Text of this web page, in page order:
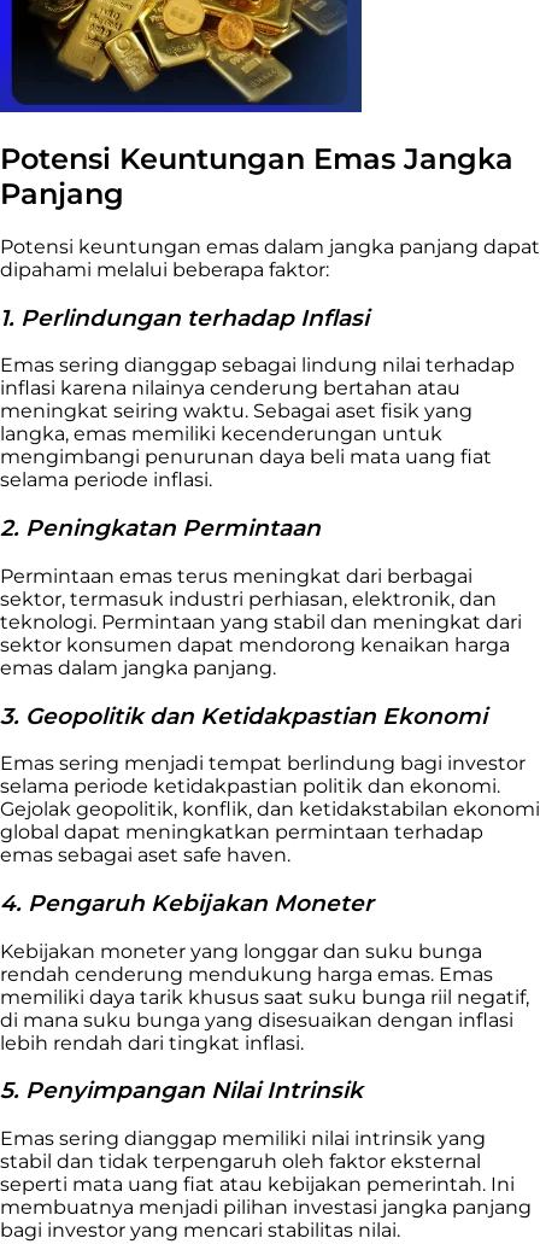
Potensi Keuntungan Emas Jangka
Panjang
Potensi keuntungan emas dalam jangka panjang dapat
dipahami melalui beberapa faktor:
1. Perlindungan terhadap Inflasi
Emas sering dianggap sebagai lindung nilai terhadap
inflasi karena nilainya cenderung bertahan atau
meningkat seiring waktu. Sebagai aset fisik yang
langka, emas memiliki kecenderungan untuk
mengimbangi penurunan daya beli mata uang fiat
selama periode inflasi.
2. Peningkatan Permintaan
Permintaan emas terus meningkat dari berbagai
sektor, termasuk industri perhiasan, elektronik, dan
teknologi. Permintaan yang stabil dan meningkat dari
sektor konsumen dapat mendorong kenaikan harga
emas dalam jangka panjang.
3. Geopolitik dan Ketidakpastian Ekonomi
Emas sering menjadi tempat berlindung bagi investor
selama periode ketidakpastian politik dan ekonomi.
Gejolak geopolitik, konflik, dan ketidakstabilan ekonomi
global dapat meningkatkan permintaan terhadap
emas sebagai aset safe haven.
4. Pengaruh Kebijakan Moneter
Kebijakan moneter yang longgar dan suku bunga
rendah cenderung mendukung harga emas. Emas
memiliki daya tarik khusus saat suku bunga riil negatif,
di mana suku bunga yang disesuaikan dengan inflasi
lebih rendah dari tingkat inflasi.
5. Penyimpangan Nilai Intrinsik
Emas sering dianggap memiliki nilai intrinsik yang
stabil dan tidak terpengaruh oleh faktor eksternal
seperti mata uang fiat atau kebijakan pemerintah. Ini
membuatnya menjadi pilihan investasi jangka panjang
bagi investor yang mencari stabilitas nilai.